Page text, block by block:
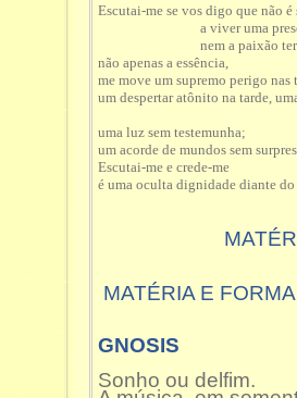
Escutai-me se vos digo que não
a viver uma
nem a paixão
não apenas a essência,
me move um supremo perigo nas
um despertar atônito na tarde,
uma luz sem testemunha;
um acorde de mundos sem
Escutai-me e crede-me
é uma oculta dignidade diante do
MATÉRIA E FORMA
GNOSIS
Sonho ou delfim.